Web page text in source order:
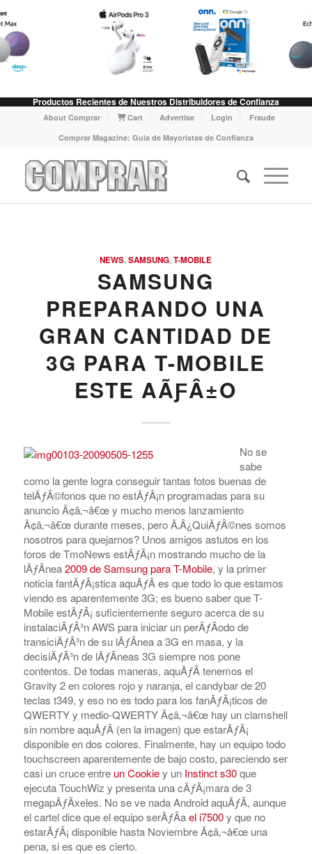
Productos Recientes de Nuestros Distribuidores de Confianza
About Comprar Cart Advertise Login
Fraude
Comprar Magazine: Guia de Mayoristas de Confianza
NEWS,SAMSUNG,T-MOBILE
SAMSUNG
PREPARANDO UNA
GRAN CANTIDAD DE
3G PARA T-MOBILE
ESTE AÃƑÂ±O
No se
sabe
como la gente logra conseguir tantas fotos buenas de
telÃƒÂ©fonos que no estÃƒÂ¡n programadas para su
anuncio Ã¢â‚¬â€œ y mucho menos lanzamiento
Ã¢â‚¬â€œ durante meses, pero Ã‚Â¿QuiÃƒÂ©nes somos
nosotros para quejarnos? Unos amigos astutos en los
foros de TmoNews estÃƒÂ¡n mostrando mucho de la
lÃƒÂ­nea2009 de Samsung para T-Mobile, y la primer
noticia fantÃƒÂ¡stica aquÃƒÂ­ es que todo lo que estamos
viendo es aparentemente 3G; es bueno saber que T-
Mobile estÃƒÂ¡ suficientemente seguro acerca de su
instalaciÃƒÂ³n AWS para iniciar un perÃƒÂ­odo de
transiciÃƒÂ³n de su lÃƒÂ­nea a 3G en masa, y la
decisiÃƒÂ³n de lÃƒÂ­neas 3G siempre nos pone
contentos. De todas maneras, aquÃƒÂ­ tenemos el
Gravity 2 en colores rojo y naranja, el candybar de 20
teclas t349, y eso no es todo para los fanÃƒÂ¡ticos de
QWERTY y medio-QWERTY Ã¢â‚¬â€œ hay un clamshell
sin nombre aquÃƒÂ­ (en la imagen) que estarÃƒÂ¡
disponible en dos colores. Finalmente, hay un equipo todo
touchscreen aparentemente de bajo costo, pareciendo ser
casi un cruce entre un Cookiey un Instinct s30que
ejecuta TouchWiz y presenta una cÃƒÂ¡mara de 3
megapÃƒÂ­xeles. No se ve nada Android aquÃƒÂ­, aunque
el cartel dice que el equipo serÃƒÂ­ael i7500y que no
estarÃƒÂ¡ disponible hasta Noviembre Ã¢â‚¬â€œ una
pena, si es que es cierto.